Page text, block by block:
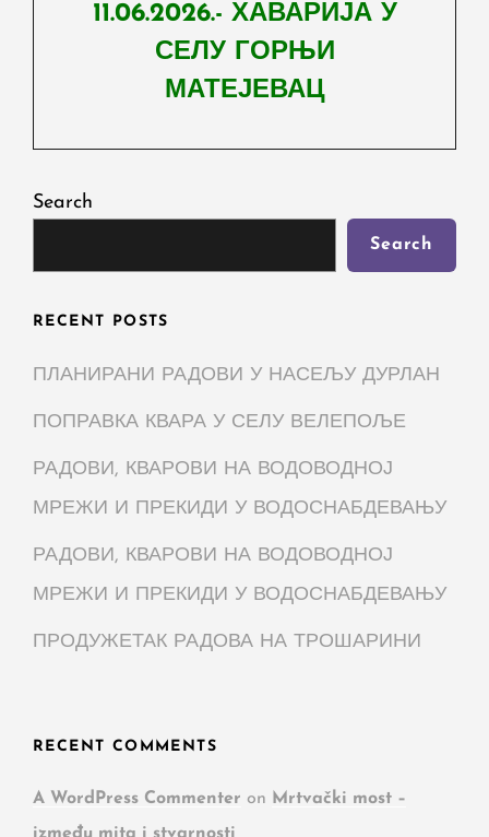
11.06.2026.- ХАВАРИЈА У
СЕЛУ ГОРЊИ
МАТЕЈЕВАЦ
Post
Search
Search
RECENT POSTS
ПЛАНИРАНИ РАДОВИ У НАСЕЉУ ДУРЛАН
ПОПРАВКА КВАРА У СЕЛУ ВЕЛЕПОЉЕ
РАДОВИ, КВАРОВИ НА ВОДОВОДНОЈ
МРЕЖИ И ПРЕКИДИ У ВОДОСНАБДЕВАЊУ
РАДОВИ, КВАРОВИ НА ВОДОВОДНОЈ
МРЕЖИ И ПРЕКИДИ У ВОДОСНАБДЕВАЊУ
ПРОДУЖЕТАК РАДОВА НА ТРОШАРИНИ
RECENT COMMENTS
A WordPress Commenter on Mrtvački most –
između mita i stvarnosti